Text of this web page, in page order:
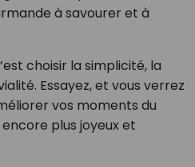
à savourer et à
choisir la simplicité, la
Essayez, et vous verrez
vos moments du
plus joyeux et